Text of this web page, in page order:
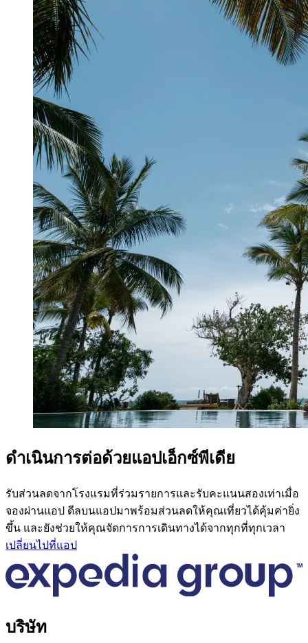
ดำเนินการต่อด้วยแอปเอ็กซ์พีเดีย
รับส่วนลดจากโรงแรมที่ร่วมรายการและรับคะแนนสองเท่าเมื่อ
จองผ่านแอป ดีลบนแอปมาพร้อมส่วนลดให้คุณเที่ยวได้คุ้มค่ายิ่ง
ขึ้น และยังช่วยให้คุณจัดการการเดินทางได้จากทุกที่ทุกเวลา
เปลี่ยนไปที่แอป
บริษัท